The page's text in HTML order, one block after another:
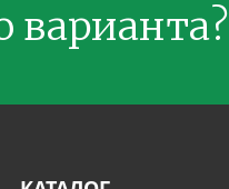
варианта?